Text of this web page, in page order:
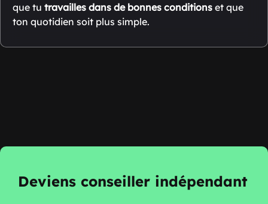
que tu travailles dans de bonnes conditions et que
ton quotidien soit plus simple.
Deviens conseiller indépendant